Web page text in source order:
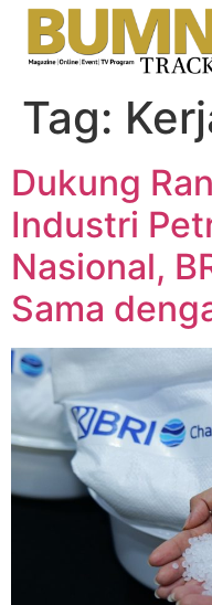
Tag:
Dukung
Industri
Nasional,
Sama